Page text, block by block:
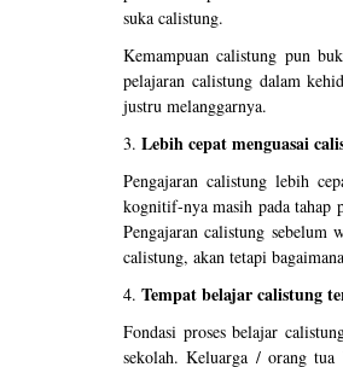
suka calistung.
Kemampuan calistung pun
pelajaran calistung dalam
justru melanggarnya.
3. Lebih cepat menguasai
Pengajaran calistung lebih
kognitif-nya masih pada tahap
Pengajaran calistung sebelum
calistung, akan tetapi
4. Tempat belajar calistung
Fondasi proses belajar
sekolah. Keluarga / orang tua